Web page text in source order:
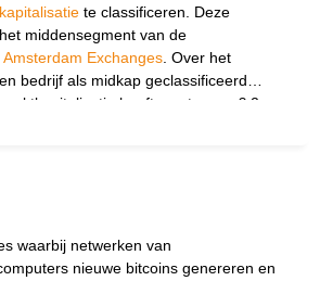
te classificeren. Deze
middensegment van de
Amsterdam Exchanges . Over het
bedrijf als midkap geclassificeerd
heeft van tussen € 2
waarbij netwerken van
nieuwe bitcoins genereren en